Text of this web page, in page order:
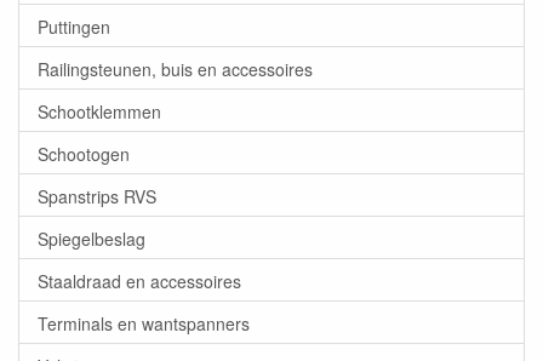
Puttingen
Railingsteunen, buis en accessoires
Schootklemmen
Schootogen
Spanstrips RVS
Spiegelbeslag
Staaldraad en accessoires
Terminals en wantspanners